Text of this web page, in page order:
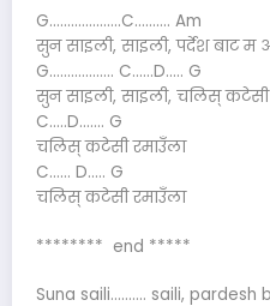
G………………..C………. Am
सुन साइली, साइली, पर्देश बाट म
G……………… C……D….. G
सुन साइली, साइली, चलिस् कटेसी
C…..D……. G
चलिस् कटेसी रमाउँला
C…… D….. G
चलिस् कटेसी रमाउँला
******** end *****
Suna saili………. saili, pardesh